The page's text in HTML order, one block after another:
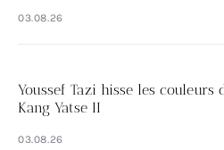
03.08.26
Youssef Tazi hisse les couleurs
Kang Yatse II
03.08.26